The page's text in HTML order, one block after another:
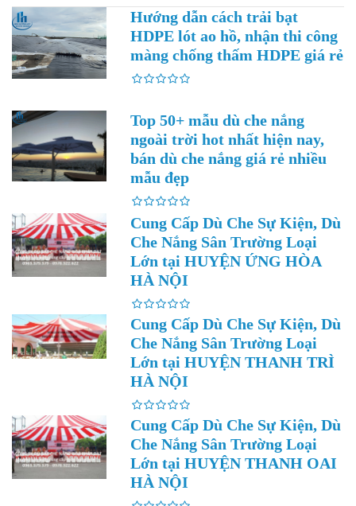
Hướng dẫn cách trải bạt
HDPE lót ao hồ, nhận thi công
màng chống thấm HDPE giá rẻ
Top 50+ mẫu dù che nắng
ngoài trời hot nhất hiện nay,
bán dù che nắng giá rẻ nhiều
mẫu đẹp
Cung Cấp Dù Che Sự Kiện, Dù
Che Nắng Sân Trường Loại
Lớn tại HUYỆN ỨNG HÒA
HÀ NỘI
Cung Cấp Dù Che Sự Kiện, Dù
Che Nắng Sân Trường Loại
Lớn tại HUYỆN THANH TRÌ
HÀ NỘI
Cung Cấp Dù Che Sự Kiện, Dù
Che Nắng Sân Trường Loại
Lớn tại HUYỆN THANH OAI
HÀ NỘI